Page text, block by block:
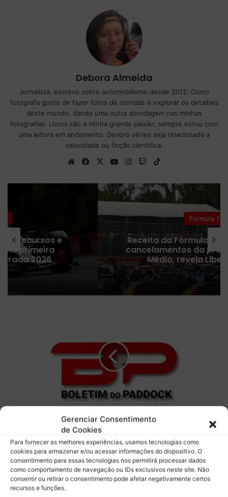
Gerenciar Consentimento
de Cookies
Para fornecer as melhores experiências, usamos tecnologias como
cookies para armazenar e/ou acessar informações do dispositivo. O
consentimento para essas tecnologias nos permitirá processar dados
como comportamento de navegação ou IDs exclusivos neste site. Não
consentir ou retirar o consentimento pode afetar negativamente certos
recursos e funções.
Debora Almeida
Jornalista, escrevo sobre automobilismo desde 2012. Como
fotógrafa gosto de fazer fotos de corridas e explorar os detalhes
deste mundo, dando uma outra abordagem nas minhas
fotografias. Livros são a minha grande paixão, sempre estou com
uma leitura em andamento. Devoro séries seja relacionada a
velocidade ou ficção cientifica.
We
te
Fa
bo
X
Yo
ub
e
Ins
ra
m
Tw
h
k
Fórmula 1
Receita da Fórmula 1 despenca após
cancelamentos da provas no Oriente
Médio, revela Liberty Media
v
e
w
d
007
C
ô
n